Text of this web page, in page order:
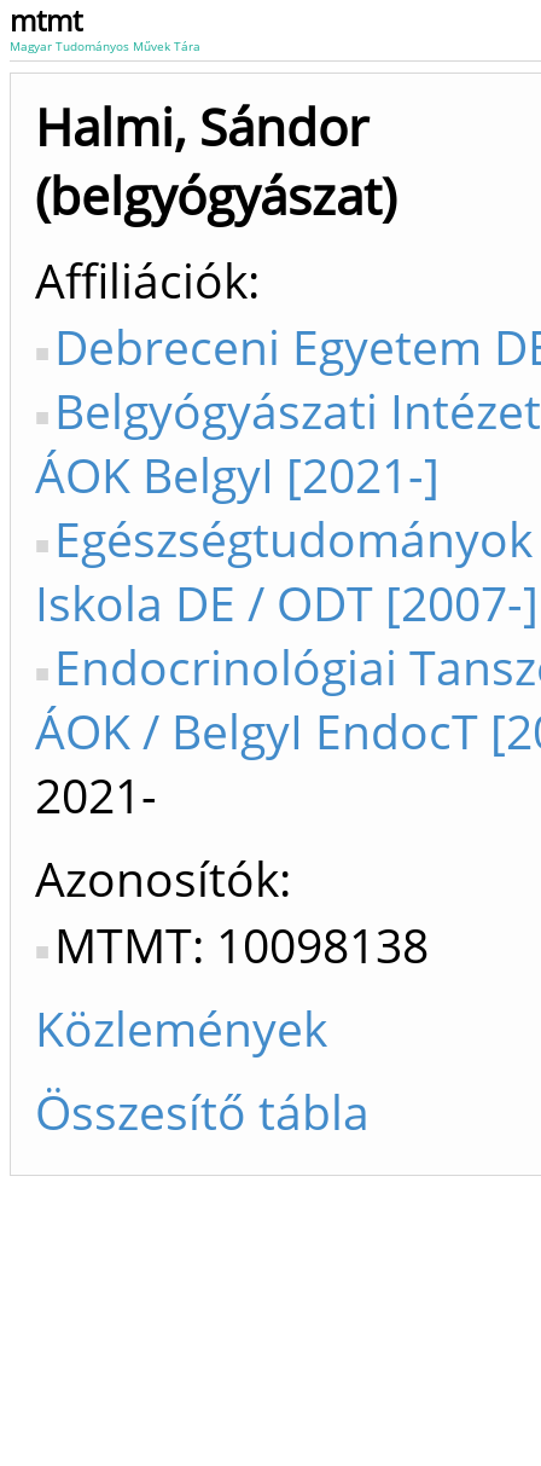
mtmt
Magyar Tudományos Művek Tára
Halmi, Sándor
(belgyógyászat)
Affiliációk
Debreceni Egyetem
Belgyógyászati
ÁOK BelgyI [2021-]
Iskola DE / ODT [2007-]
Endocrinológiai
ÁOK / BelgyI EndocT
2021-
Azonosítók
MTMT: 10098138
Közlemények
Összesítő tábla